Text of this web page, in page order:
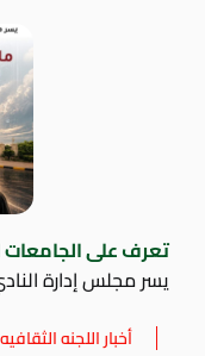
تعرف على الجامعات
يسر مجلس إدارة
أخبار اللجنه الثقافيه